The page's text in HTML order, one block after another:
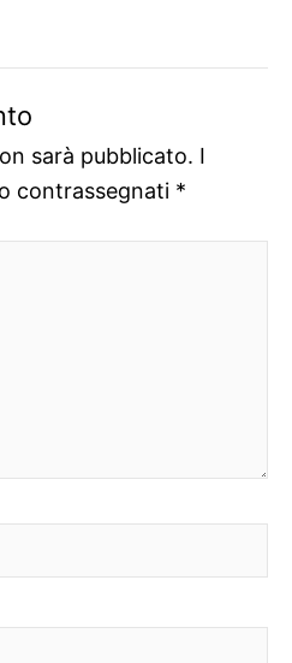
sarà pubblicato. I
contrassegnati *